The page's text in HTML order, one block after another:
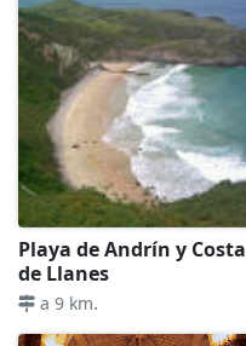
Playa de Andrín y Costa
de Llanes
a 9 km.